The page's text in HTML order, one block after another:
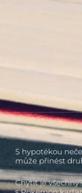
Finanční
Investice
S hypotékou
může přinést
Chytit je